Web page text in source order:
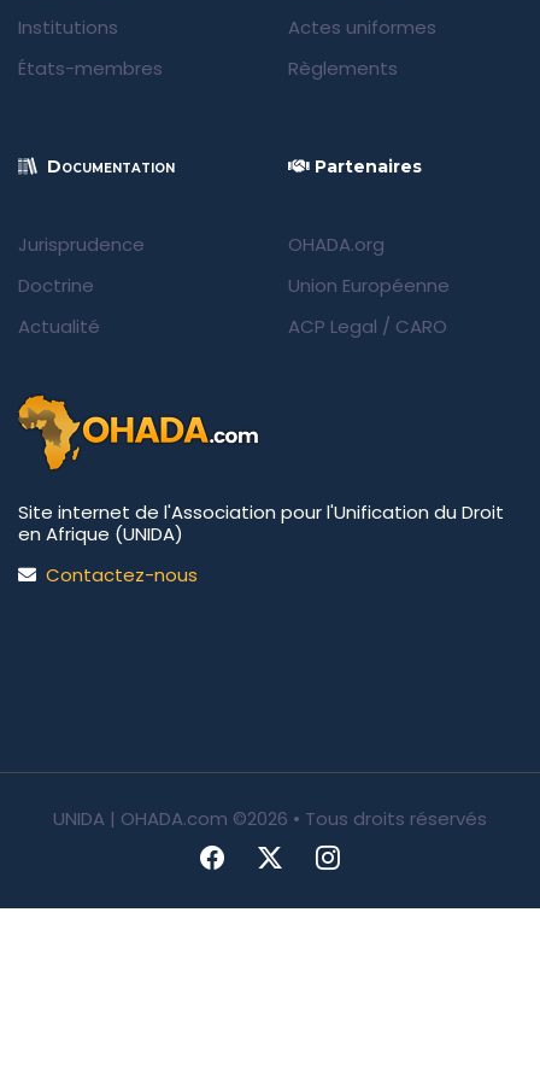
Institutions
États-membres
Actes uniformes
Règlements
Documentation
Jurisprudence
Doctrine
Actualité
Partenaires
OHADA.org
Union Européenne
ACP Legal / CARO
Site internet de l'Association pour l'Unification du Droit
en Afrique (UNIDA)
Contactez-nous
UNIDA | OHADA.com ©2026 • Tous droits réservés